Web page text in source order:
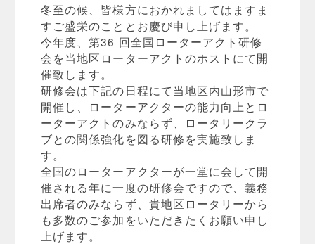
冬至の候、皆様方におかれましてはますま
すご盛栄のこととお慶び申し上げます。
今年度、第36 回全国ローターアクト研修
会を当地区ローターアクトのホストにて開
催致します。
研修会は下記の日程にて当地区内山形市で
開催し、ローターアクターの能力向上とロ
ーターアクトのみならず、ロータリークラ
ブとの関係強化を図る研修を実施致しま
す。
全国のローターアクターが一堂に会して開
催される年に一度の研修会ですので、義務
出席者のみならず、貴地区ロータリーから
も多数のご参加をいただきたくお願い申し
上げます。